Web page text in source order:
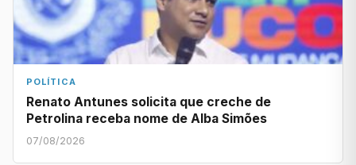
POLÍTICA
Renato Antunes solicita que creche de
Petrolina receba nome de Alba Simões
07/08/2026